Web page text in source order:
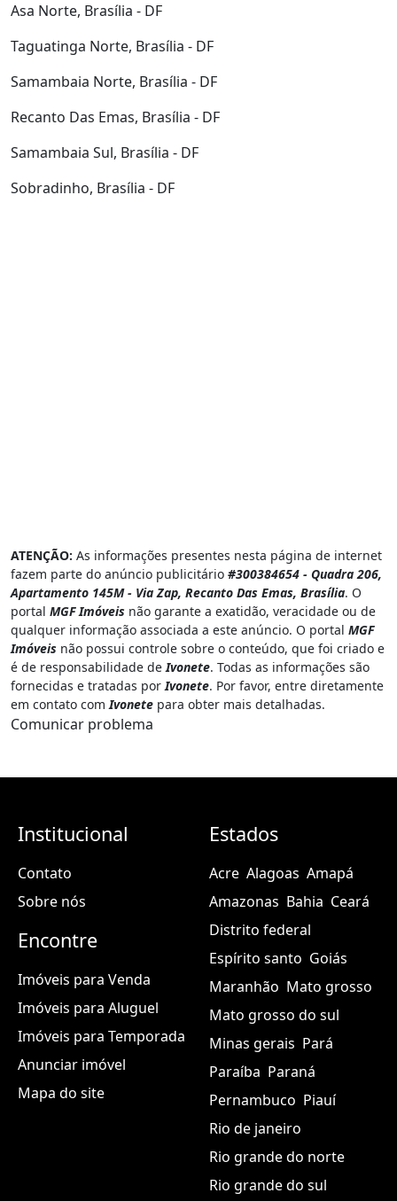
Asa Norte, Brasília - DF
Taguatinga Norte, Brasília - DF
Samambaia Norte, Brasília - DF
Recanto Das Emas, Brasília - DF
Samambaia Sul, Brasília - DF
Sobradinho, Brasília - DF
ATENÇÃO: As informações presentes nesta página de internet
fazem parte do anúncio publicitário #300384654 - Quadra 206,
Apartamento 145M - Via Zap, Recanto Das Emas, Brasília. O
portal MGF Imóveis não garante a exatidão, veracidade ou de
qualquer informação associada a este anúncio. O portal MGF
Imóveis não possui controle sobre o conteúdo, que foi criado e
é de responsabilidade deIvonete. Todas as informações são
fornecidas e tratadas porIvonete. Por favor, entre diretamente
em contato comIvonete para obter mais detalhadas.
Comunicar problema
Institucional
Contato
Sobre nós
Encontre
Imóveis para Venda
Imóveis para Aluguel
Imóveis para Temporada
Anunciar imóvel
Mapa do site
Estados
Acre Alagoas Amapá
Amazonas Bahia Ceará
Distrito federal
Espírito santo Goiás
Maranhão Mato grosso
Mato grosso do sul
Minas gerais Pará
Paraíba Paraná
Pernambuco Piauí
Rio de janeiro
Rio grande do norte
Rio grande do sul